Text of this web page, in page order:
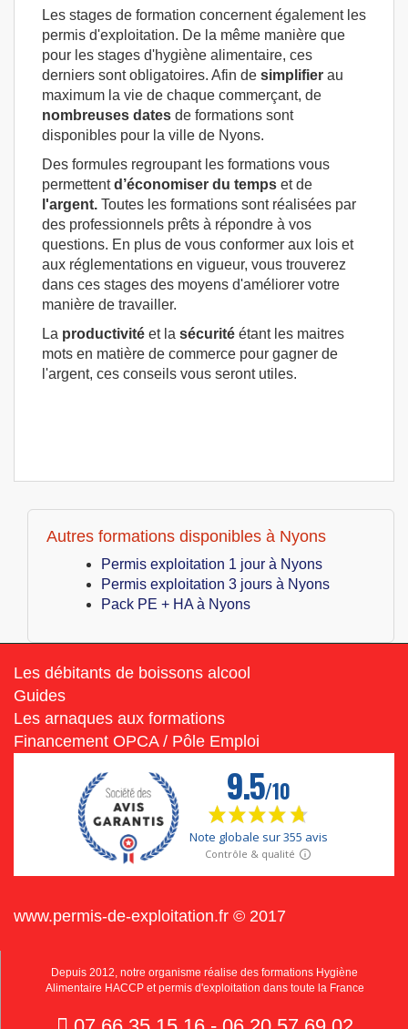
Les stages de formation concernent également les
permis d'exploitation. De la même manière que
pour les stages d'hygiène alimentaire, ces
derniers sont obligatoires. Afin de simplifier au
maximum la vie de chaque commerçant, de
nombreuses dates de formations sont
disponibles pour la ville de Nyons.
Des formules regroupant les formations vous
permettentd’économiser du temps et de
l'argent. Toutes les formations sont réalisées par
des professionnels prêts à répondre à vos
questions. En plus de vous conformer aux lois et
aux réglementations en vigueur, vous trouverez
dans ces stages des moyens d'améliorer votre
manière de travailler.
La productivité et la sécurité étant les maitres
mots en matière de commerce pour gagner de
l'argent, ces conseils vous seront utiles.
Autres formations disponibles à Nyons
Permis exploitation 1 jour à Nyons
Permis exploitation 3 jours à Nyons
Pack PE + HA à Nyons
Les débitants de boissons alcool
Guides
Les arnaques aux formations
Financement OPCA / Pôle Emploi
www.permis-de-exploitation.fr © 2017
Depuis 2012, notre organisme réalise des formations Hygiène
Alimentaire HACCP et permis d'exploitation dans toute la France